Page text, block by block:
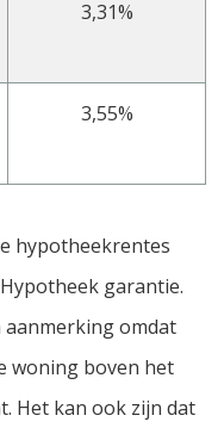
3,31%
3,55%
hypotheekrentes
garantie.
omdat
woning boven het
Het kan ook zijn dat